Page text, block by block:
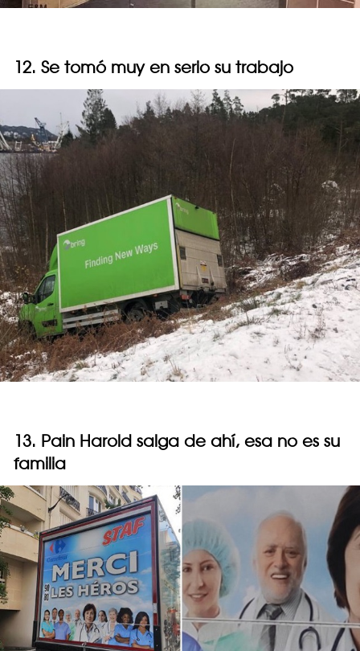
12. Se tomó muy en serio su trabajo
13. Pain Harold salga de ahí, esa no es su
familia